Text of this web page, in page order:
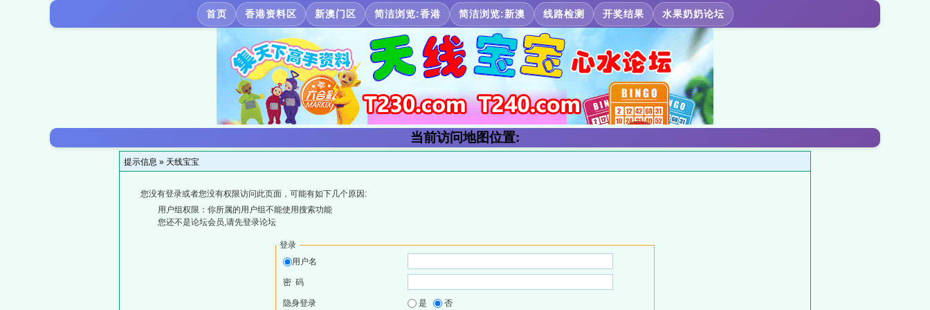
首页 香港资料区 新澳门区 简洁浏览:香港 简洁浏览:新澳 线路检测 开奖结果 水果奶奶论坛
当前访问地图位置:
提示信息 » 天线宝宝
您没有登录或者您没有权限访问此页面，可能有如下几个原因:
用户组权限：你所属的用户组不能使用搜索功能
您还不是论坛会员,请先登录论坛
登录
用户名
密 码
隐身登录 是 否